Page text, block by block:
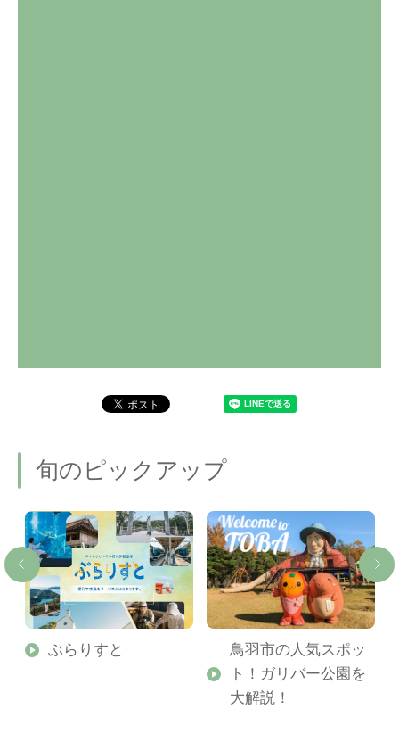
旬のピックアップ
ぶらりすと
鳥羽市の人気スポッ
ト！ガリバー公園を
大解説！